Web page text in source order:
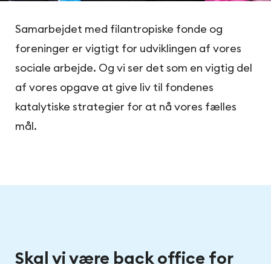
Samarbejdet med filantropiske fonde og
foreninger er vigtigt for udviklingen af vores
sociale arbejde. Og vi ser det som en vigtig del
af vores opgave at give liv til fondenes
katalytiske strategier for at nå vores fælles
mål.
Skal vi være back office for